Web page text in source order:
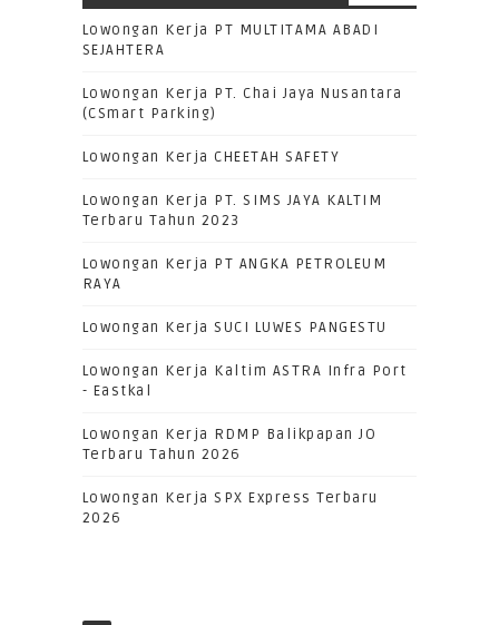
Lowongan Kerja PT MULTITAMA ABADI
SEJAHTERA
Lowongan Kerja PT. Chai Jaya Nusantara
(CSmart Parking)
Lowongan Kerja CHEETAH SAFETY
Lowongan Kerja PT. SIMS JAYA KALTIM
Terbaru Tahun 2023
Lowongan Kerja PT ANGKA PETROLEUM
RAYA
Lowongan Kerja SUCI LUWES PANGESTU
Lowongan Kerja Kaltim ASTRA Infra Port
- Eastkal
Lowongan Kerja RDMP Balikpapan JO
Terbaru Tahun 2026
Lowongan Kerja SPX Express Terbaru
2026